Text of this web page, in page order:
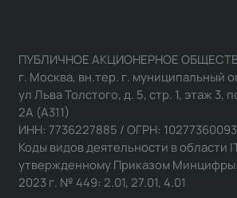
ПУБЛИЧНОЕ АКЦИОНЕРНОЕ
г. Москва, вн.тер. г. муниципальный
ул Льва Толстого, д. 5, стр. 1, этаж 3,
2А (А311)
ИНН: 7736227885 / ОГРН:
Коды видов деятельности в области
утвержденному Приказом Минцифры
2023 г. № 449: 2.01, 27.01, 4.01